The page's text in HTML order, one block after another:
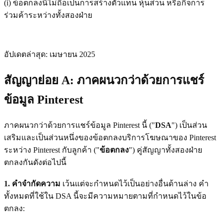
(i) ข้อตกลงนี้ไม่ถือเป็นการสร้างตัวแทน หุ้นส่วน หรือกิจการ
ร่วมค้าระหว่างทั้งสองฝ่าย
อัปเดตล่าสุด: เมษายน 2025
สัญญาย่อย A: ภาคผนวกว่าด้วยการแชร์
ข้อมูล Pinterest
ภาคผนวกว่าด้วยการแชร์ข้อมูล Pinterest นี้ ("DSA") เป็นส่วน
เสริมและเป็นส่วนหนึ่งของข้อตกลงบริการโฆษณาของ Pinterest
ระหว่าง Pinterest กับลูกค้า ("ข้อตกลง") คู่สัญญาทั้งสองฝ่าย
ตกลงกันดังต่อไปนี้
1. คําจํากัดความ เว้นแต่จะกำหนดไว้เป็นอย่างอื่นด้านล่าง คำ
ทั้งหมดที่ใช้ใน DSA นี้จะมีความหมายตามที่กำหนดไว้ในข้อ
ตกลง: